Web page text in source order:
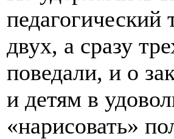
двух, а сразу
поведали, и о
и детям в
«нарисовать»